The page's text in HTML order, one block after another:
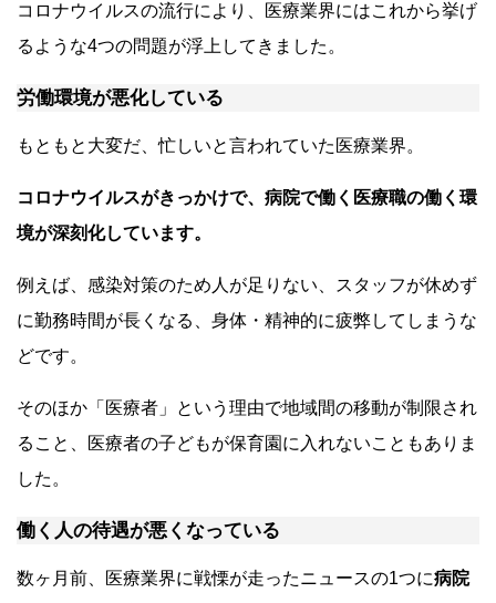
コロナウイルスの流行により、医療業界にはこれから挙げ
るような4つの問題が浮上してきました。
労働環境が悪化している
もともと大変だ、忙しいと言われていた医療業界。
コロナウイルスがきっかけで、病院で働く医療職の働く環
境が深刻化しています。
例えば、感染対策のため人が足りない、スタッフが休めず
に勤務時間が長くなる、身体・精神的に疲弊してしまうな
どです。
そのほか「医療者」という理由で地域間の移動が制限され
ること、医療者の子どもが保育園に入れないこともありま
した。
働く人の待遇が悪くなっている
数ヶ月前、医療業界に戦慄が走ったニュースの1つに病院